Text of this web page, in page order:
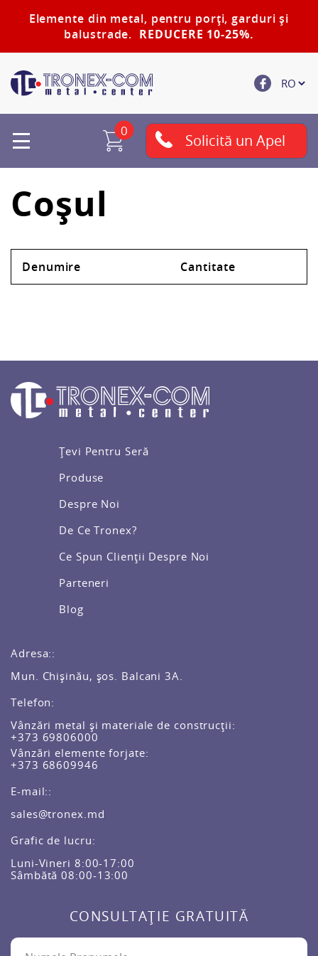
Elemente din metal, pentru porți, garduri și
balustrade. REDUCERE 10-25%.
0
Solicită un Apel
Coșul
Denumire Cantitate
Țevi Pentru Seră
Produse
Despre Noi
De Ce Tronex?
Ce Spun Clienții Despre Noi
Parteneri
Blog
Adresa::
Mun. Chișinău, șos. Balcani 3A.
Telefon:
Vânzări metal și materiale de construcții:
+373 69806000
Vânzări elemente forjate:
+373 68609946
E-mail::
sales@tronex.md
Grafic de lucru:
Luni-Vineri 8:00-17:00
Sâmbătă 08:00-13:00
CONSULTAȚIE GRATUITĂ